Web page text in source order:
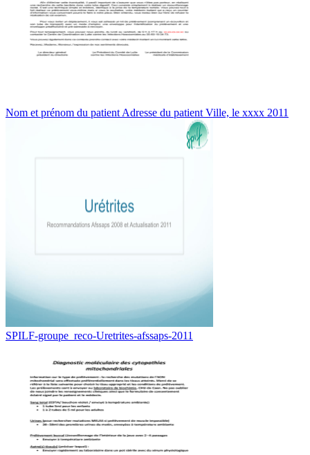
Nom et prénom du patient Adresse du patient Ville, le xxxx 2011
SPILF-groupe_reco-Uretrites-afssaps-2011